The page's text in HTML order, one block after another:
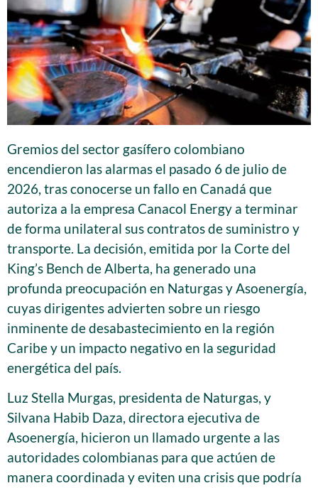
Gremios del sector gasífero colombiano
encendieron las alarmas el pasado 6 de julio de
2026, tras conocerse un fallo en Canadá que
autoriza a la empresa Canacol Energy a terminar
de forma unilateral sus contratos de suministro y
transporte. La decisión, emitida por la Corte del
King’s Bench de Alberta, ha generado una
profunda preocupación en Naturgas y Asoenergía,
cuyas dirigentes advierten sobre un riesgo
inminente de desabastecimiento en la región
Caribe y un impacto negativo en la seguridad
energética del país.
Luz Stella Murgas, presidenta de Naturgas, y
Silvana Habib Daza, directora ejecutiva de
Asoenergía, hicieron un llamado urgente a las
autoridades colombianas para que actúen de
manera coordinada y eviten una crisis que podría